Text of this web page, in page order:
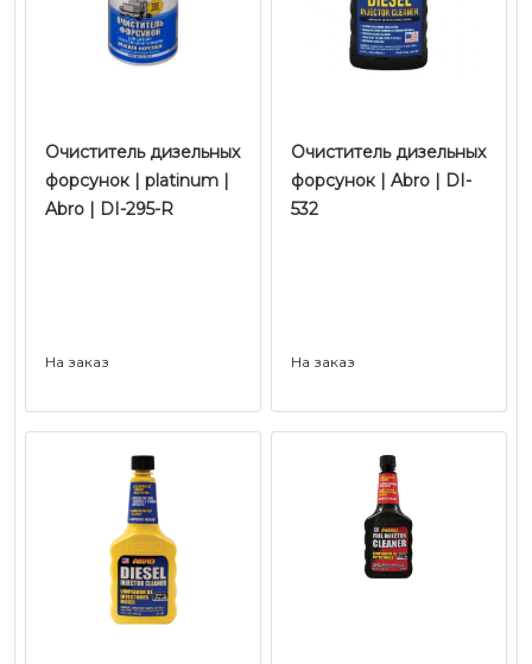
Очиститель дизельных
форсунок | platinum |
Abro | DI-295-R
На заказ
Очиститель дизельных
форсунок | Abro | DI-
532
На заказ